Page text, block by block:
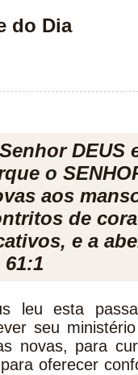
do Dia
DEUS
o
aos
de
e a
leu esta
seu
novas, para
oferecer